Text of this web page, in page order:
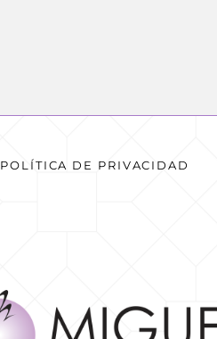
POLÍTICA DE PRIVACIDAD